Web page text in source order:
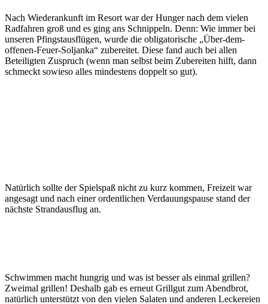
Nach Wiederankunft im Resort war der Hunger nach dem vielen
Radfahren groß und es ging ans Schnippeln. Denn: Wie immer bei
unseren Pfingstausflügen, wurde die obligatorische „Über-dem-
offenen-Feuer-Soljanka“ zubereitet. Diese fand auch bei allen
Beteiligten Zuspruch (wenn man selbst beim Zubereiten hilft, dann
schmeckt sowieso alles mindestens doppelt so gut).
Natürlich sollte der Spielspaß nicht zu kurz kommen, Freizeit war
angesagt und nach einer ordentlichen Verdauungspause stand der
nächste Strandausflug an.
Schwimmen macht hungrig und was ist besser als einmal grillen?
Zweimal grillen! Deshalb gab es erneut Grillgut zum Abendbrot,
natürlich unterstützt von den vielen Salaten und anderen Leckereien